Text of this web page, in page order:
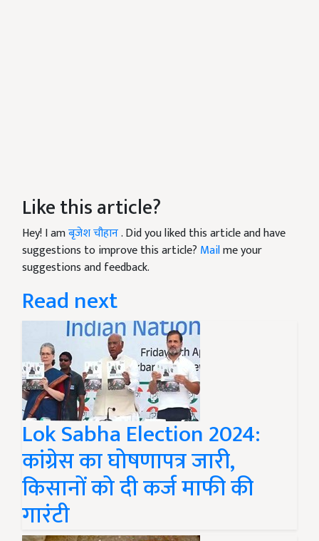
Like this article?
Hey! I amबृजेश चौहान. Did you liked this article and have
suggestions to improve this article? Mailme your
suggestions and feedback.
Read next
Lok Sabha Election 2024:
कांग्रेस का घोषणापत्र जारी,
किसानों को दी कर्ज माफी की
गारंटी